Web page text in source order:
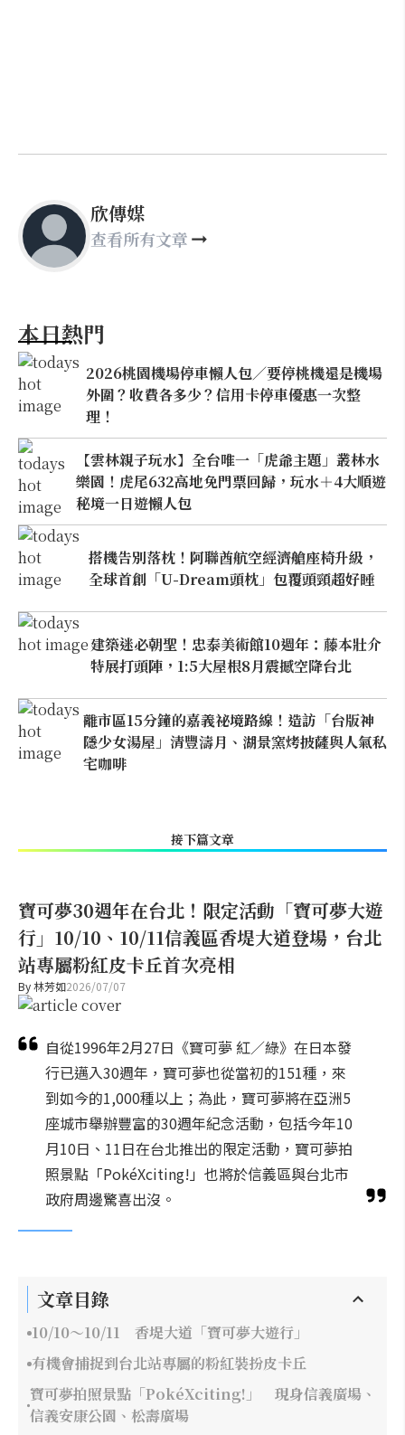
欣傳媒
查看所有文章
本日熱門
2026桃園機場停車懶人包／要停桃機還是機場
外圍？收費各多少？信用卡停車優惠一次整
理！
【雲林親子玩水】全台唯一「虎爺主題」叢林水
樂園！虎尾632高地免門票回歸，玩水＋4大順遊
秘境一日遊懶人包
搭機告別落枕！阿聯酋航空經濟艙座椅升級，
全球首創「U-Dream頭枕」包覆頭頸超好睡
建築迷必朝聖！忠泰美術館10週年：藤本壯介
特展打頭陣，1:5大屋根8月震撼空降台北
離市區15分鐘的嘉義祕境路線！造訪「台版神
隱少女湯屋」清豐濤月、湖景窯烤披薩與人氣私
宅咖啡
接下篇文章
寶可夢30週年在台北！限定活動「寶可夢大遊
行」10/10、10/11信義區香堤大道登場，台北
站專屬粉紅皮卡丘首次亮相
By林芳如2026/07/07
自從1996年2月27日《寶可夢 紅／綠》在日本發
行已邁入30週年，寶可夢也從當初的151種，來
到如今的1,000種以上；為此，寶可夢將在亞洲5
座城市舉辦豐富的30週年紀念活動，包括今年10
月10日、11日在台北推出的限定活動，寶可夢拍
照景點「PokéXciting!」也將於信義區與台北市
政府周邊驚喜出沒。
文章目錄
10/10～10/11 香堤大道「寶可夢大遊行」
有機會捕捉到台北站專屬的粉紅裝扮皮卡丘
寶可夢拍照景點「PokéXciting!」 現身信義廣場、
信義安康公園、松壽廣場